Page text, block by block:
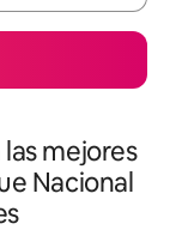
mejores
Nacional